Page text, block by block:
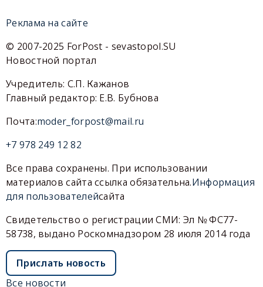
Реклама на сайте
© 2007-2025 ForPost - sevastopol.SU
Новостной портал
Учредитель: С.П. Кажанов
Главный редактор: Е.В. Бубнова
Почта:moder_forpost@mail.ru
+7 978 249 12 82
Все права сохранены. При использовании
материалов сайта ссылка обязательна.Информация
для пользователейсайта
Свидетельство о регистрации СМИ: Эл № ФС77-
58738, выдано Роскомнадзором 28 июля 2014 года
Прислать новость
Все новости